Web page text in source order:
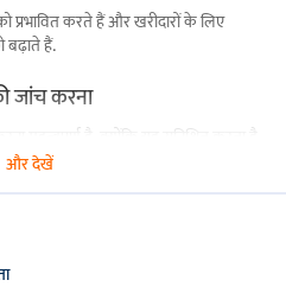
करते हैं और खरीदारों के लिए
बढ़ाते हैं.
जांच करना
ढंकनाल में सोने की कीमत शुद्धता पर
सुनिश्चित करता है.
और देखें